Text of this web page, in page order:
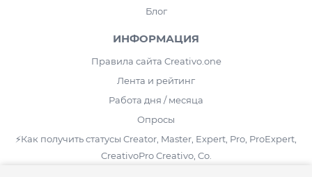
Блог
ИНФОРМАЦИЯ
Правила сайта Creativo.one
Лента и рейтинг
Работа дня / месяца
Опросы
⚡️Как получить статусы Creator, Master, Expert, Pro, ProExpert,
CreativoPro Creativo, Co.